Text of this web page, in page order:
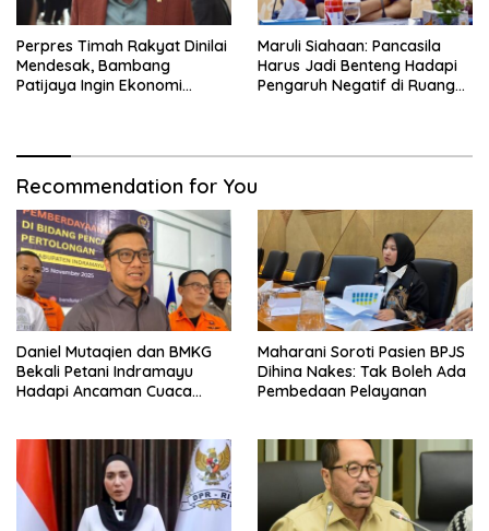
Perpres Timah Rakyat Dinilai
Mendesak, Bambang
Patijaya Ingin Ekonomi
Maruli Siahaan: Pancasila
Harus Jadi Benteng Hadapi
Pengaruh Negatif di Ruang
Recommendation for You
Daniel Mutaqien dan BMKG
Bekali Petani Indramayu
Hadapi Ancaman Cuaca
Maharani Soroti Pasien BPJS
Dihina Nakes: Tak Boleh Ada
Pembedaan Pelayanan